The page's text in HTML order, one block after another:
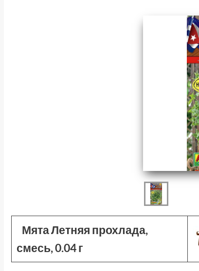
Мята Летняя прохлада,
смесь, 0.04 г